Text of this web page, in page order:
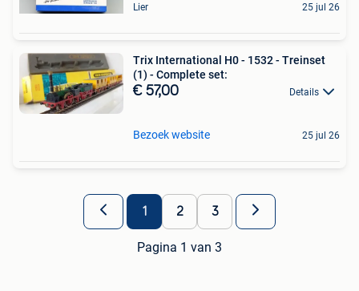
Lier 25 jul 26
Trix International H0 - 1532 - Treinset
(1) - Complete set:
€ 57,00 Details
Bezoek website 25 jul 26
1 2 3
Pagina 1 van 3